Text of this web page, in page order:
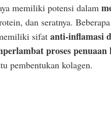
memiliki potensi dalam
dan seratnya.
sifat anti-inflamasi
proses
pembentukan kolagen.